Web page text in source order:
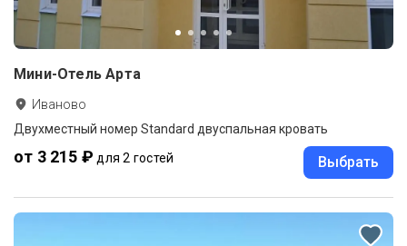
Мини-Отель Арта
Иваново
Двухместный номер Standard двуспальная кровать
от 3 215 ₽ для 2 гостей Выбрать